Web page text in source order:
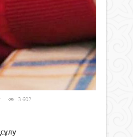
3 602